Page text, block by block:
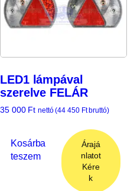
LED1 lámpával
szerelve FELÁR
35 000 Ft nettó (44 450 Ftbruttó)
Kosárba
teszem
Árajá
nlatot
Kére
k